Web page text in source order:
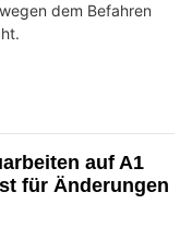
dem Befahren
auf A1
für Änderungen